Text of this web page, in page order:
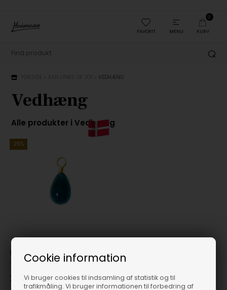
Cookie information
Vi bruger cookies til indsamling af statistik og til
trafikmåling. Vi bruger informationen til forbedring af
FAVORIT MENU
0
KURV
VEDHÆNG
Vedhæng
Alle produkter iVedhæng
25%
14kt vedhæng med london blue topas Vedhæng uden kæde, fra San - Links of Joy
San - Links of Joy
2.820,00 DKK